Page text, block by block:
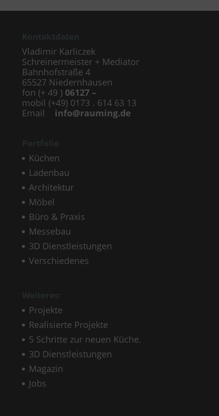
Vladimir Karliczek
Schreinermeister + Mediator
Bahnhofstraße 4
65527 Niedernhausen
fon (+ 49 ) 06127 –
mobil (+49) 0173 . 614 63 13
Email info@rauming.de
Küchen
Ladenbau
Architektur
Möbel
Büro & Praxis
Messebau
3D Dienstleistungen
Verschiedenes
Projekte
Realisierte Projekte
5 Schritte zur neuen Küche.
3D Dienstleistungen
Magazin
Jobs